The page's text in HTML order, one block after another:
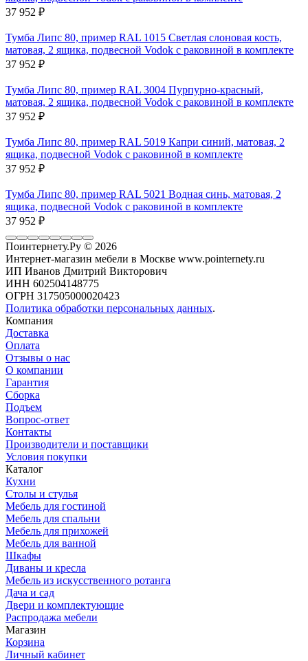
37 952 ₽
Тумба Липс 80, пример RAL 1015 Светлая слоновая кость,
матовая, 2 ящика, подвесной Vodok с раковиной в комплекте
37 952 ₽
Тумба Липс 80, пример RAL 3004 Пурпурно-красный,
матовая, 2 ящика, подвесной Vodok с раковиной в комплекте
37 952 ₽
Тумба Липс 80, пример RAL 5019 Капри синий, матовая, 2
ящика, подвесной Vodok с раковиной в комплекте
37 952 ₽
Тумба Липс 80, пример RAL 5021 Водная синь, матовая, 2
ящика, подвесной Vodok с раковиной в комплекте
37 952 ₽
Поинтернету.Ру © 2026
Интернет-магазин мебели в Москве www.pointernety.ru
ИП Иванов Дмитрий Викторович
ИНН 602504148775
ОГРН 317505000020423
Политика обработки персональных данных.
Компания
Доставка
Оплата
Отзывы о нас
О компании
Гарантия
Сборка
Подъем
Вопрос-ответ
Контакты
Производители и поставщики
Условия покупки
Каталог
Кухни
Столы и стулья
Мебель для гостиной
Мебель для спальни
Мебель для прихожей
Мебель для ванной
Шкафы
Диваны и кресла
Мебель из искусственного ротанга
Дача и сад
Двери и комплектующие
Распродажа мебели
Магазин
Корзина
Личный кабинет